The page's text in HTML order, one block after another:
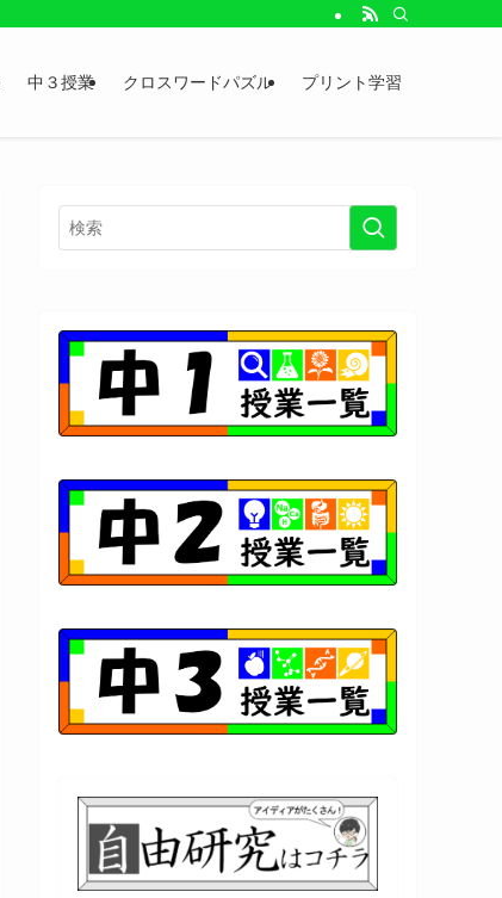
中３授業 クロスワードパズル プリント学習